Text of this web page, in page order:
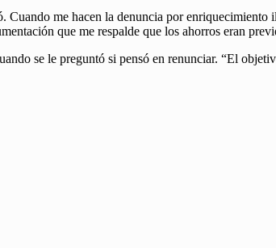
me hacen la denuncia por
que me respalde que los ahorros eran
se le preguntó si pensó en renunciar. “El